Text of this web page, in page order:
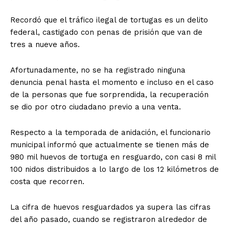
Recordó que el tráfico ilegal de tortugas es un delito
federal, castigado con penas de prisión que van de
tres a nueve años.
Afortunadamente, no se ha registrado ninguna
denuncia penal hasta el momento e incluso en el caso
de la personas que fue sorprendida, la recuperación
se dio por otro ciudadano previo a una venta.
Respecto a la temporada de anidación, el funcionario
municipal informó que actualmente se tienen más de
980 mil huevos de tortuga en resguardo, con casi 8 mil
100 nidos distribuidos a lo largo de los 12 kilómetros de
costa que recorren.
La cifra de huevos resguardados ya supera las cifras
del año pasado, cuando se registraron alrededor de